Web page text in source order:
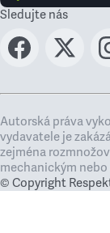
Sledujte nás
Autorská práva
vydavatele je
zejména
mechanickým
© Copyright